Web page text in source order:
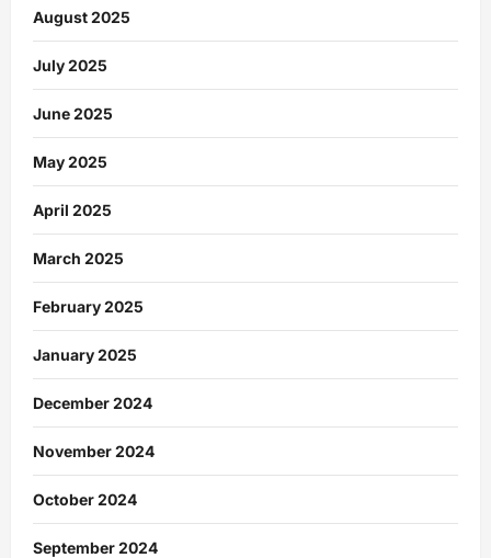
August 2025
July 2025
June 2025
May 2025
April 2025
March 2025
February 2025
January 2025
December 2024
November 2024
October 2024
September 2024